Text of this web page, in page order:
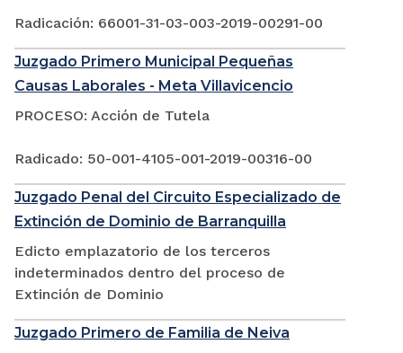
Radicación: 66001-31-03-003-2019-00291-00
Juzgado Primero Municipal Pequeñas
Causas Laborales - Meta Villavicencio
PROCESO: Acción de Tutela
Radicado: 50-001-4105-001-2019-00316-00
Juzgado Penal del Circuito Especializado de
Extinción de Dominio de Barranquilla
Edicto emplazatorio de los terceros
indeterminados dentro del proceso de
Extinción de Dominio
Juzgado Primero de Familia de Neiva